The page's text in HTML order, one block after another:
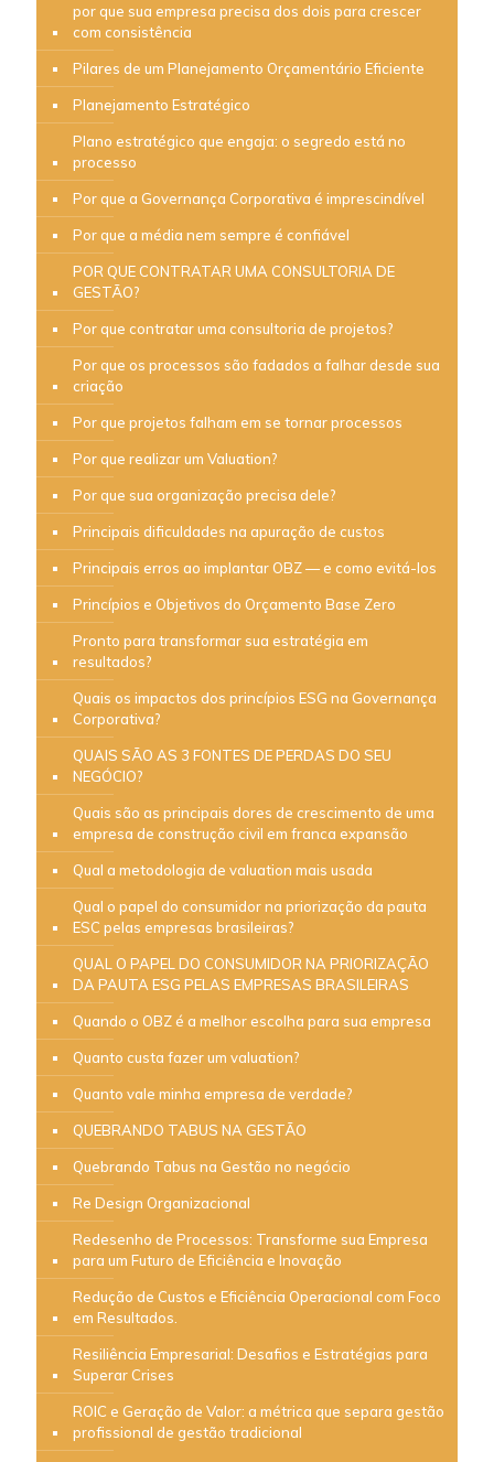
por que sua empresa precisa dos dois para crescer
com consistência
Pilares de um Planejamento Orçamentário Eficiente
Planejamento Estratégico
Plano estratégico que engaja: o segredo está no
processo
Por que a Governança Corporativa é imprescindível
Por que a média nem sempre é confiável
POR QUE CONTRATAR UMA CONSULTORIA DE
GESTÃO?
Por que contratar uma consultoria de projetos?
Por que os processos são fadados a falhar desde sua
criação
Por que projetos falham em se tornar processos
Por que realizar um Valuation?
Por que sua organização precisa dele?
Principais dificuldades na apuração de custos
Principais erros ao implantar OBZ — e como evitá-los
Princípios e Objetivos do Orçamento Base Zero
Pronto para transformar sua estratégia em
resultados?
Quais os impactos dos princípios ESG na Governança
Corporativa?
QUAIS SÃO AS 3 FONTES DE PERDAS DO SEU
NEGÓCIO?
Quais são as principais dores de crescimento de uma
empresa de construção civil em franca expansão
Qual a metodologia de valuation mais usada
Qual o papel do consumidor na priorização da pauta
ESC pelas empresas brasileiras?
QUAL O PAPEL DO CONSUMIDOR NA PRIORIZAÇÃO
DA PAUTA ESG PELAS EMPRESAS BRASILEIRAS
Quando o OBZ é a melhor escolha para sua empresa
Quanto custa fazer um valuation?
Quanto vale minha empresa de verdade?
QUEBRANDO TABUS NA GESTÃO
Quebrando Tabus na Gestão no negócio
Re Design Organizacional
Redesenho de Processos: Transforme sua Empresa
para um Futuro de Eficiência e Inovação
Redução de Custos e Eficiência Operacional com Foco
em Resultados.
Resiliência Empresarial: Desafios e Estratégias para
Superar Crises
ROIC e Geração de Valor: a métrica que separa gestão
profissional de gestão tradicional